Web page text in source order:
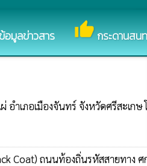
อมูลข่าวสาร thumb_upกระดานสน
เภอเมืองจันทร์ จังหวัดศรีสะเกษ โ
Coat) ถนนท้องถิ่นรหัสสายทาง